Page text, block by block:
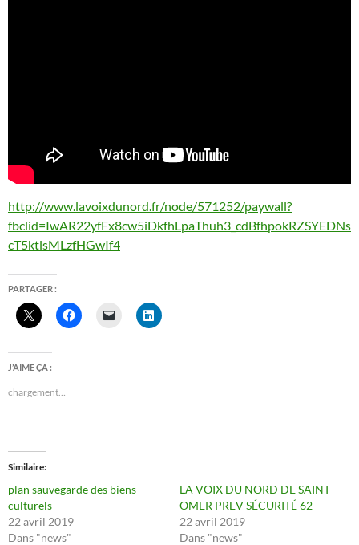
http://www.lavoixdunord.fr/node/571252/paywall?
fbclid=IwAR22yfFx8cw5iDkfhLpaThuh3_cdBfhpokRZSYEDNs
cT5ktlsMLzfHGwIf4
PARTAGER :
J’AIME ÇA :
chargement…
Similaire
plan sauvegarde des biens
culturels
22 avril 2019
Dans "news"
LA VOIX DU NORD DE SAINT
OMER PREV SÉCURITÉ 62
22 avril 2019
Dans "news"